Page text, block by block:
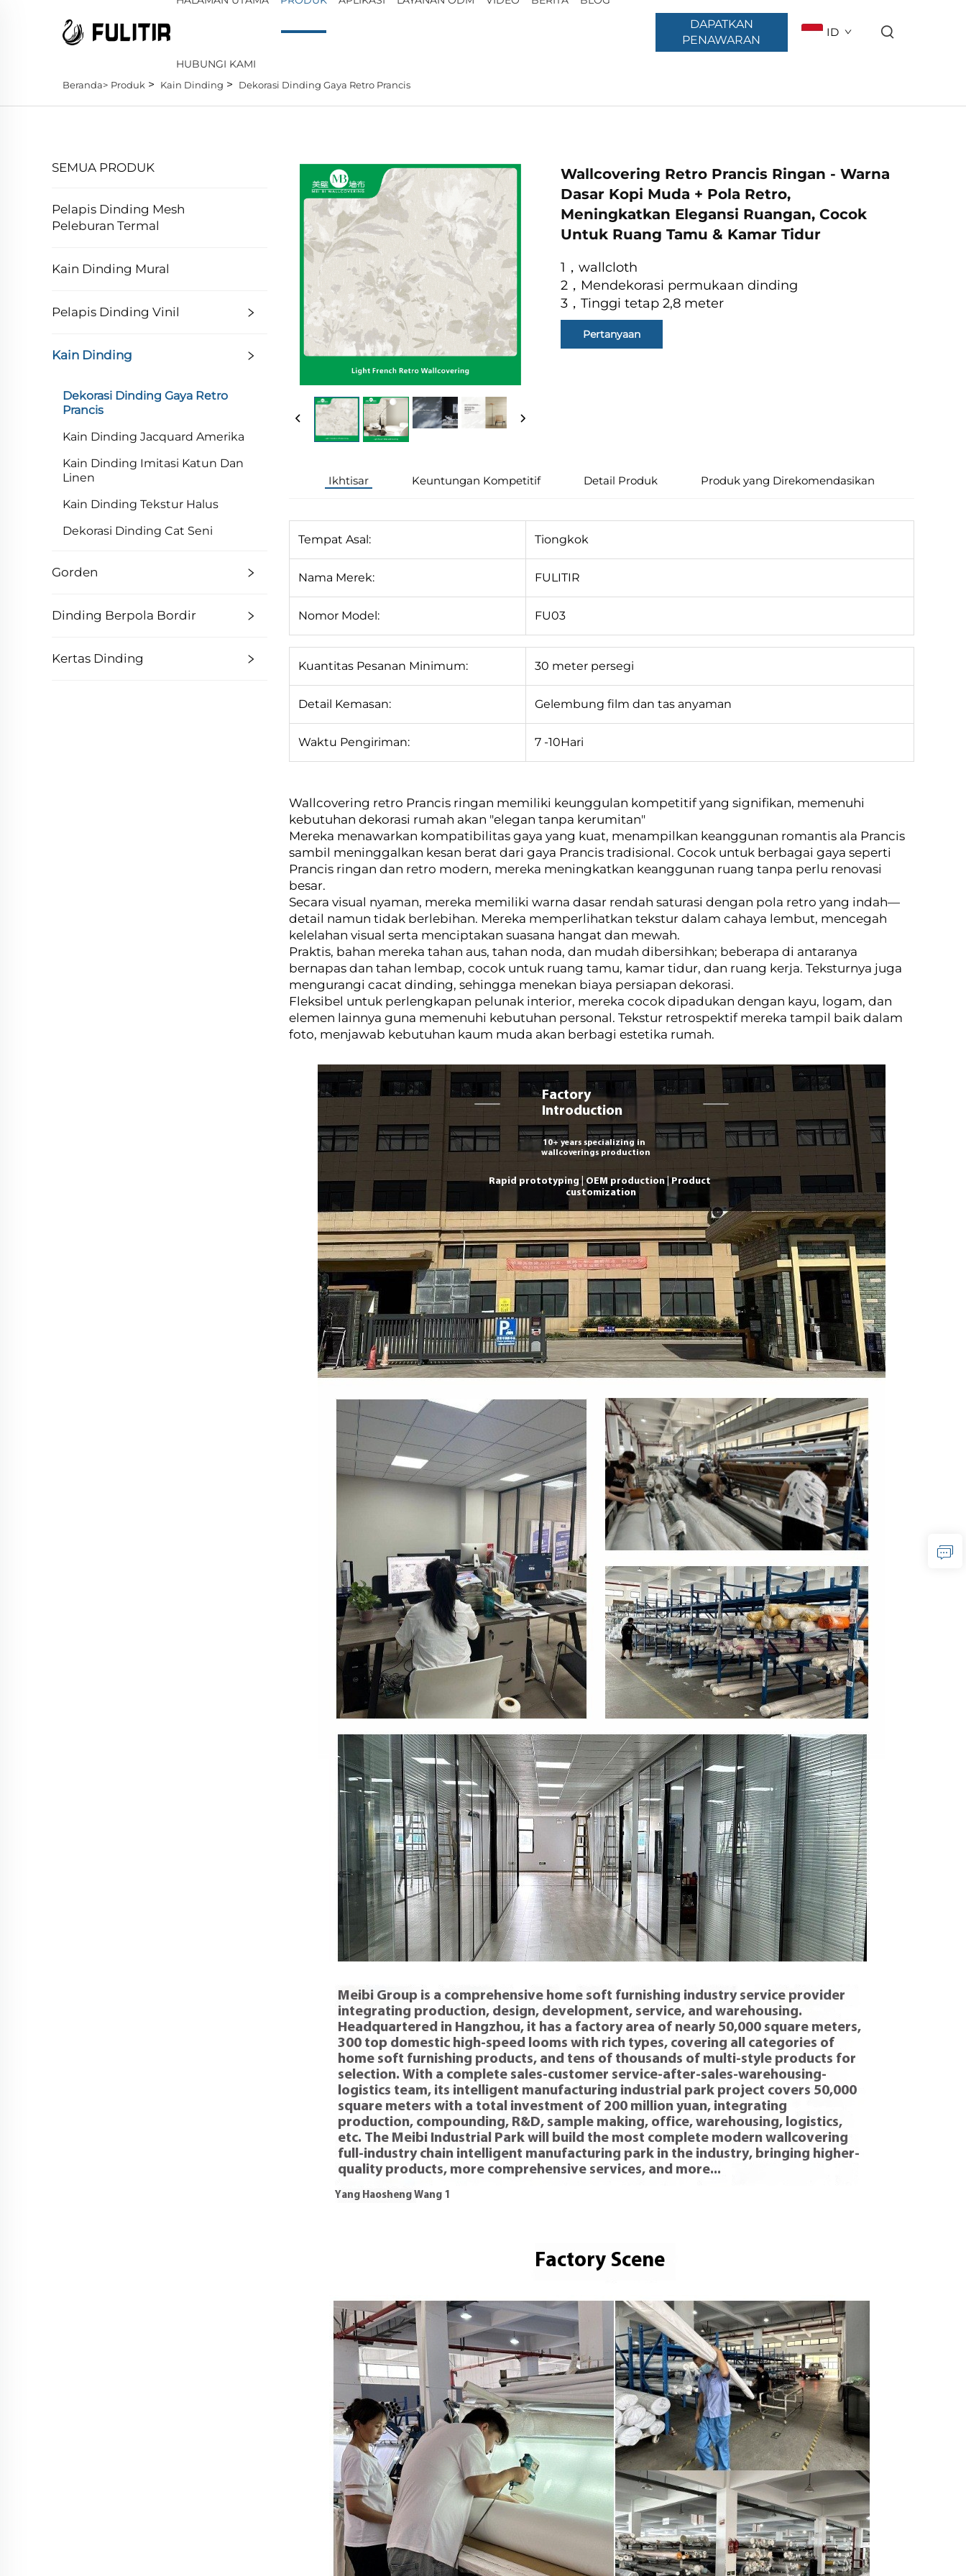
HUBUNGI KAMI
DAPATKAN
PENAWARAN
ID
Beranda> Produk > Kain Dinding > Dekorasi Dinding Gaya Retro Prancis
SEMUA PRODUK
Pelapis Dinding Mesh
Peleburan Termal
Kain Dinding Mural
Pelapis Dinding Vinil
Kain Dinding
Dekorasi Dinding Gaya Retro
Prancis
Kain Dinding Jacquard Amerika
Kain Dinding Imitasi Katun Dan
Linen
Kain Dinding Tekstur Halus
Dekorasi Dinding Cat Seni
Gorden
Dinding Berpola Bordir
Kertas Dinding
Wallcovering Retro Prancis Ringan - Warna
Dasar Kopi Muda + Pola Retro,
Meningkatkan Elegansi Ruangan, Cocok
Untuk Ruang Tamu & Kamar Tidur
1，wallcloth
2，Mendekorasi permukaan dinding
3，Tinggi tetap 2,8 meter
Pertanyaan
Ikhtisar Keuntungan Kompetitif Detail Produk Produk yang Direkomendasikan
Tempat Asal: Tiongkok
Nama Merek: FULITIR
Nomor Model: FU03
Kuantitas Pesanan Minimum: 30 meter persegi
Detail Kemasan: Gelembung film dan tas anyaman
Waktu Pengiriman: 7 -10Hari
Wallcovering retro Prancis ringan memiliki keunggulan kompetitif yang signifikan, memenuhi
kebutuhan dekorasi rumah akan "elegan tanpa kerumitan"
Mereka menawarkan kompatibilitas gaya yang kuat, menampilkan keanggunan romantis ala Prancis
sambil meninggalkan kesan berat dari gaya Prancis tradisional. Cocok untuk berbagai gaya seperti
Prancis ringan dan retro modern, mereka meningkatkan keanggunan ruang tanpa perlu renovasi
besar.
Secara visual nyaman, mereka memiliki warna dasar rendah saturasi dengan pola retro yang indah—
detail namun tidak berlebihan. Mereka memperlihatkan tekstur dalam cahaya lembut, mencegah
kelelahan visual serta menciptakan suasana hangat dan mewah.
Praktis, bahan mereka tahan aus, tahan noda, dan mudah dibersihkan; beberapa di antaranya
bernapas dan tahan lembap, cocok untuk ruang tamu, kamar tidur, dan ruang kerja. Teksturnya juga
mengurangi cacat dinding, sehingga menekan biaya persiapan dekorasi.
Fleksibel untuk perlengkapan pelunak interior, mereka cocok dipadukan dengan kayu, logam, dan
elemen lainnya guna memenuhi kebutuhan personal. Tekstur retrospektif mereka tampil baik dalam
foto, menjawab kebutuhan kaum muda akan berbagi estetika rumah.